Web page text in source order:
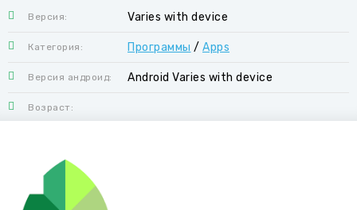
Версия: Varies with device
Категория: Программы / Apps
Версия андроид: Android Varies with device
Возраст: